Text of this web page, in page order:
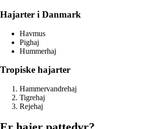
Hajarter i Danmark
Havmus
Pighaj
Hummerhaj
Tropiske hajarter
Hammervandrehaj
Tigrehaj
Rejehaj